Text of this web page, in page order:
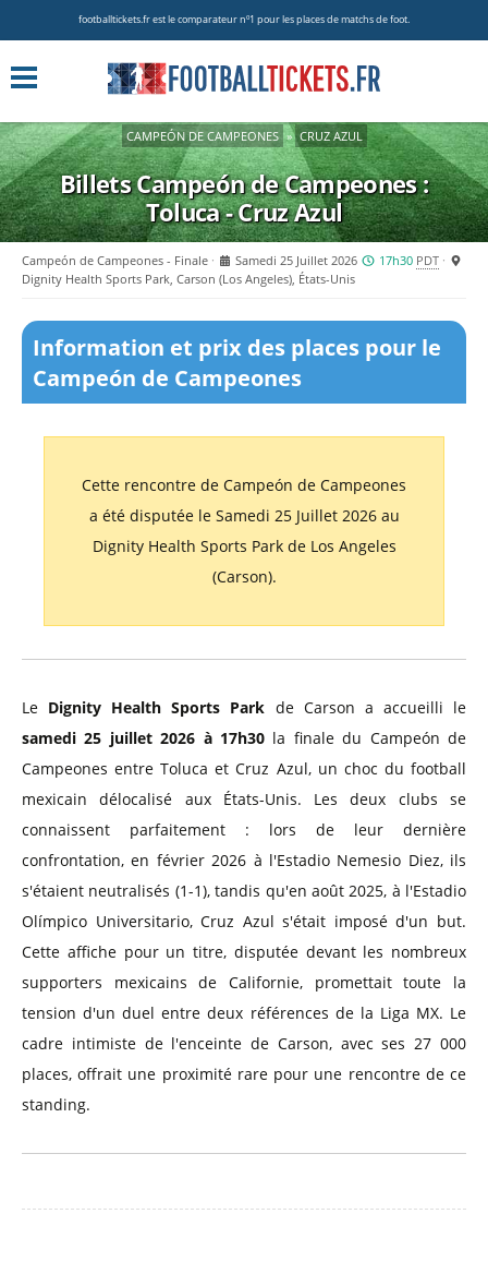
footballtickets.fr est le comparateur nº1 pour les places de matchs de foot.
CAMPEÓN DE CAMPEONES » CRUZ AZUL
Billets Campeón de Campeones :
Toluca - Cruz Azul
Campeón de Campeones - Finale Samedi 25 Juillet 2026 17h30 PDT
Dignity Health Sports Park, Carson (Los Angeles), États-Unis
Information et prix des places pour le
Campeón de Campeones
Cette rencontre de Campeón de Campeones
a été disputée le Samedi 25 Juillet 2026 au
Dignity Health Sports Park de Los Angeles
(Carson).
Le Dignity Health Sports Park de Carson a accueilli le
samedi 25 juillet 2026 à 17h30 la finale du Campeón de
Campeones entre Toluca et Cruz Azul, un choc du football
mexicain délocalisé aux États-Unis. Les deux clubs se
connaissent parfaitement : lors de leur dernière
confrontation, en février 2026 à l'Estadio Nemesio Diez, ils
s'étaient neutralisés (1-1), tandis qu'en août 2025, à l'Estadio
Olímpico Universitario, Cruz Azul s'était imposé d'un but.
Cette affiche pour un titre, disputée devant les nombreux
supporters mexicains de Californie, promettait toute la
tension d'un duel entre deux références de la Liga MX. Le
cadre intimiste de l'enceinte de Carson, avec ses 27 000
places, offrait une proximité rare pour une rencontre de ce
standing.